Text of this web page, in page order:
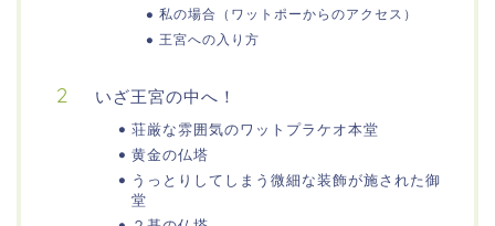
私の場合（ワットポーからのアクセス）
王宮への入り方
いざ王宮の中へ！
荘厳な雰囲気のワットプラケオ本堂
黄金の仏塔
うっとりしてしまう微細な装飾が施された御
堂